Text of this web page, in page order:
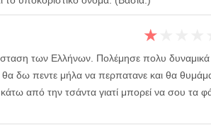
★
των Ελλήνων. Πολέμησε πολυ δυναμικά
θα δω πεντε μήλα να περπατανε και θα
από την τσάντα γιατί μπορεί να σου τα